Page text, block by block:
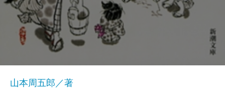
山本周五郎／著